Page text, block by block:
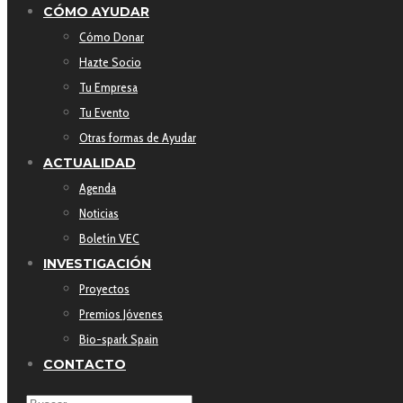
CÓMO AYUDAR
Cómo Donar
Hazte Socio
Tu Empresa
Tu Evento
Otras formas de Ayudar
ACTUALIDAD
Agenda
Noticias
Boletín VEC
INVESTIGACIÓN
Proyectos
Premios Jóvenes
Bio-spark Spain
CONTACTO